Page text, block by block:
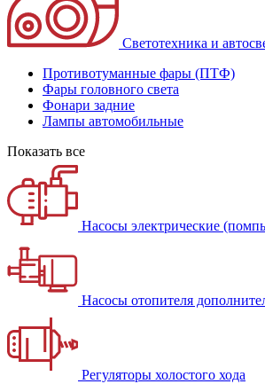
Светотехника и
Противотуманные фары (ПТФ)
Фары головного света
Фонари задние
Лампы автомобильные
Показать все
Насосы электрические
Насосы отопителя
Регуляторы холостого хода